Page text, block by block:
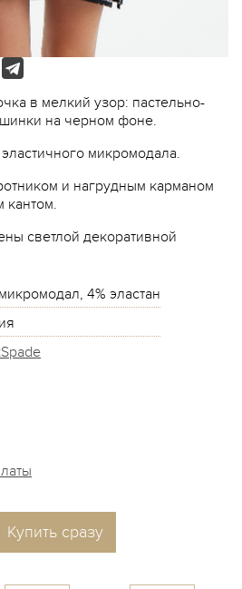
в мелкий узор: пастельно-
на черном фоне.
микромодала.
и нагрудным карманом
кантом.
светлой декоративной
4% эластан
Купить сразу